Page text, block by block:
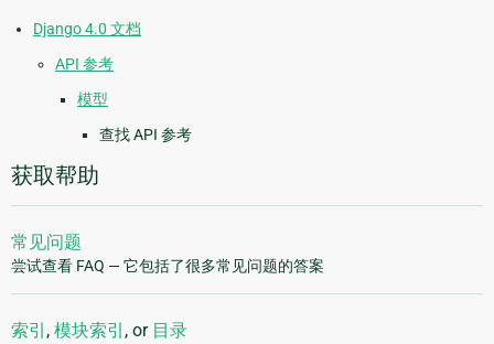
Django 4.0 文档
API 参考
模型
查找 API 参考
获取帮助
常见问题
尝试查看 FAQ — 它包括了很多常见问题的答案
索引 , 模块索引 , or 目录